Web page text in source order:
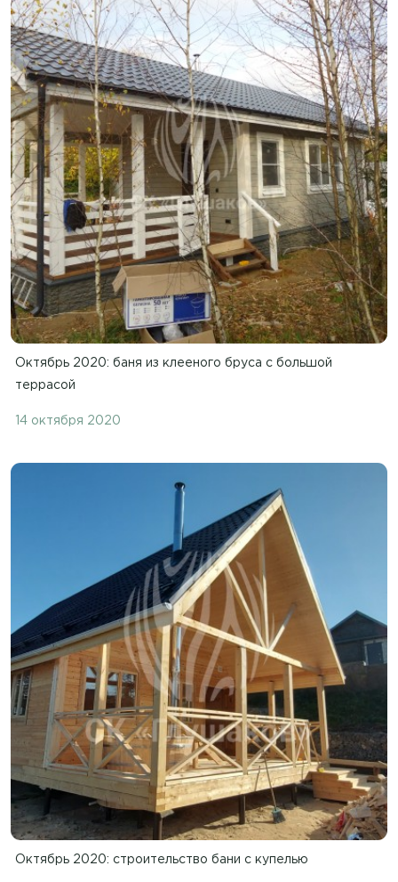
Октябрь 2020: баня из клееного бруса с большой
террасой
14 октября 2020
Октябрь 2020: строительство бани с купелью